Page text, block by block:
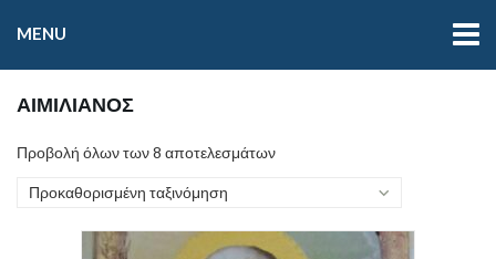
MENU
ΑΙΜΙΛΙΑΝΟΣ
Προβολή όλων των 8 αποτελεσμάτων
Προκαθορισμένη ταξινόμηση